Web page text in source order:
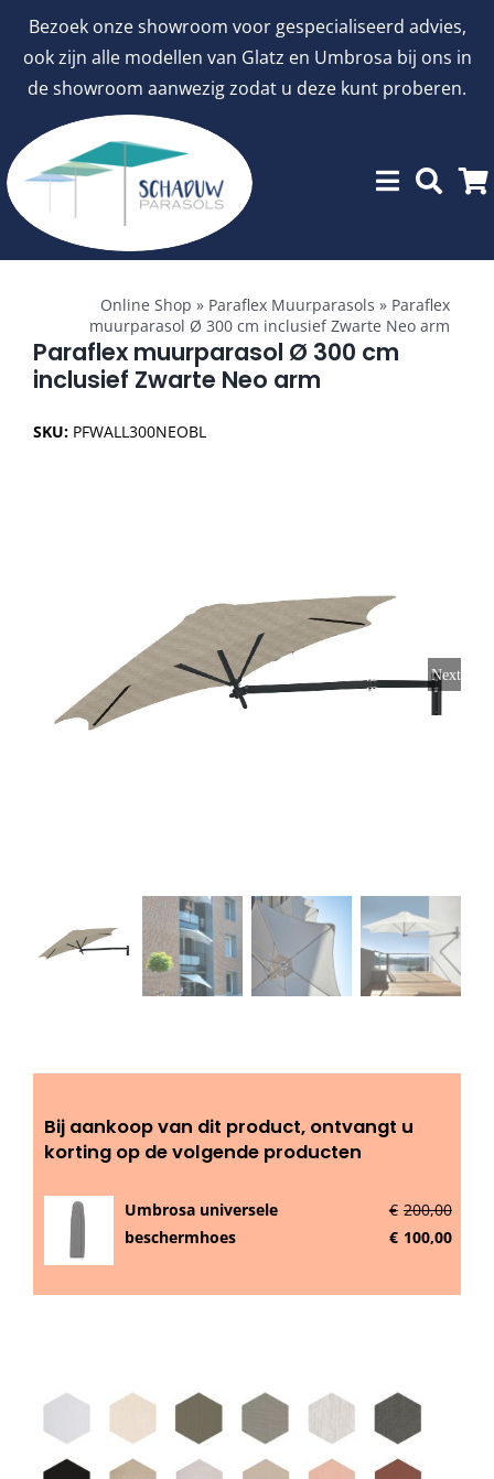
Bezoek onze showroom voor gespecialiseerd advies,
ook zijn alle modellen van Glatz en Umbrosa bij ons in
de showroom aanwezig zodat u deze kunt proberen.
inhoud
Toggle
aanbiedingen
Schaduwdoeken
Balkonklemmen
Beschermhoezen
Verlichting
Glatz Vita Collectie
Glatz parasoldoeken
Glatz stofstalen collectie Sampleboeken
Onze merken
Online Shop » Paraflex Muurparasols » Paraflex
muurparasol Ø 300 cm inclusief Zwarte Neo arm
Paraflex muurparasol Ø 300 cm
inclusief Zwarte Neo arm
SKU: PFWALL300NEOBL
Next
Bij aankoop van dit product, ontvangt u
korting op de volgende producten
Umbrosa universele
beschermhoes
€ 200,00
€ 100,00